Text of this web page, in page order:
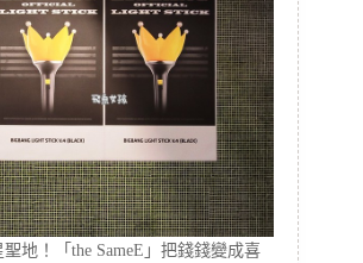
地！「the SameE」把錢錢變成喜